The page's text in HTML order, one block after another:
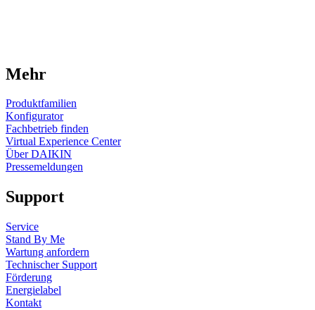
Mehr
Produktfamilien
Konfigurator
Fachbetrieb finden
Virtual Experience Center
Über DAIKIN
Pressemeldungen
Support
Service
Stand By Me
Wartung anfordern
Technischer Support
Förderung
Energielabel
Kontakt